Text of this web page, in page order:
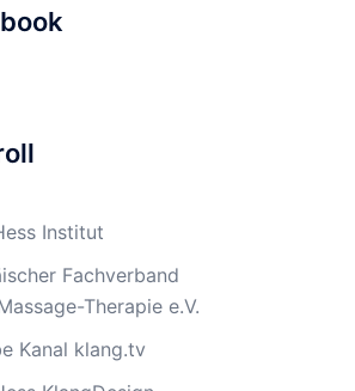
Institut
Fachverband
Therapie e.V.
Kanal klang.tv